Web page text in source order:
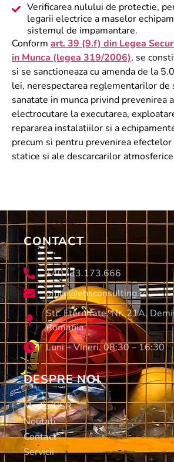
Verificarea nulului de protectie,
legarii electrice a maselor
sistemul de impamantare.
Conform art. 39 (9.f) din Legea
in Munca (legea 319/2006), se
si se sanctioneaza cu amenda de la
lei, nerespectarea reglementarilor de
sanatate in munca privind prevenirea
electrocutare la executarea,
repararea instalatiilor si a
precum si pentru prevenirea
statice si ale descarcarilor
CONTACT
+40733.173.666
office@ehsconsulting.ro
Str. Eternitate, Nr. 21A,
Romania
Luni – Vineri. 08:30 – 16:30
DESPRE NOI
Media/CSR
Noutati
Contact
Servicii